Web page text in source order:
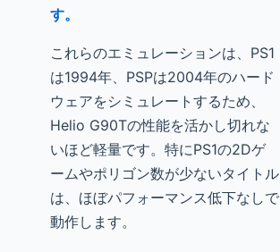
す。
これらのエミュレーションは、PS1
は1994年、PSPは2004年のハード
ウェアをシミュレートするため、
Helio G90Tの性能を活かし切れな
いほど軽量です。特にPS1の2Dゲ
ームやポリゴン数が少ないタイトル
は、ほぼパフォーマンス低下なしで
動作します。